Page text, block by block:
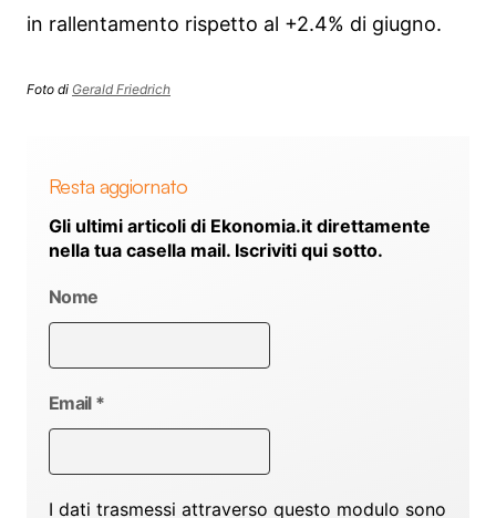
in rallentamento rispetto al +2.4% di giugno.
Foto di Gerald Friedrich
Resta aggiornato
Gli ultimi articoli di Ekonomia.it direttamente
nella tua casella mail. Iscriviti qui sotto.
Nome
Email *
I dati trasmessi attraverso questo modulo sono